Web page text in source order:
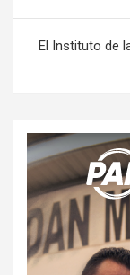
entradas
El Instituto de